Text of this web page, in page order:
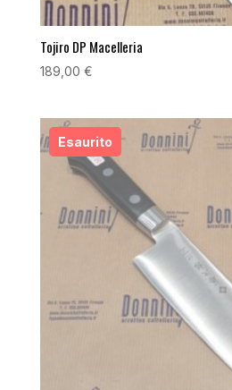
Tojiro DP Macelleria
189,00 €